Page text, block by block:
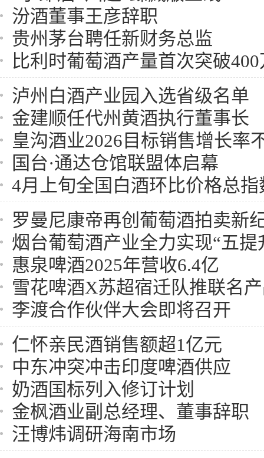
汾酒董事王彦辞职
贵州茅台聘任新财务总监
比利时葡萄酒产量首次突破
泸州白酒产业园入选省级名单
金建顺任代州黄酒执行董事长
皇沟酒业2026目标销售增长率
国台·通达仓馆联盟体启幕
4月上旬全国白酒环比价格总指
罗曼尼康帝再创葡萄酒拍卖新
烟台葡萄酒产业全力实现“五提
惠泉啤酒2025年营收6.4亿
雪花啤酒X苏超宿迁队推联名
李渡合作伙伴大会即将召开
仁怀亲民酒销售额超1亿元
中东冲突冲击印度啤酒供应
奶酒国标列入修订计划
金枫酒业副总经理、董事辞职
汪博炜调研海南市场